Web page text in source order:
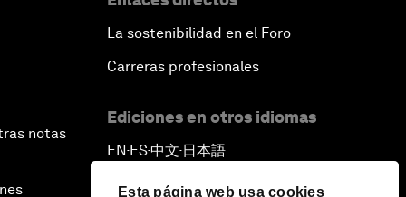
Esta página web usa cookies
notas
La sostenibilidad en el Foro
Carreras profesionales
Ediciones en otros idiomas
EN ▪ ES▪中文▪ 日本語